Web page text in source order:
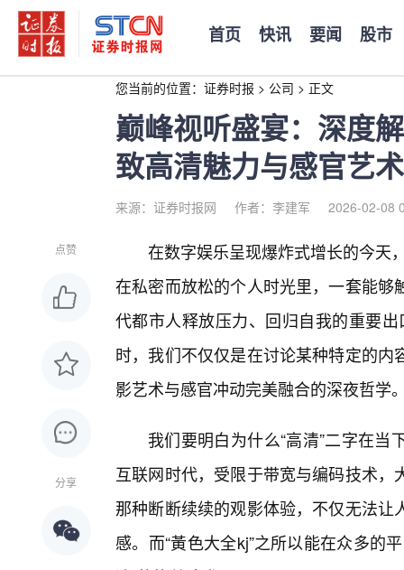
首页 快讯 要闻 股市
您当前的位置： 证券时报 > 公司 > 正文
巅峰视听盛宴：深度
致高清魅力与感官艺术
来源：证券时报网 作者：李建军 2026-02-08
点赞
分享
在数字娱乐呈现爆炸式增长的今天
在私密而放松的个人时光里，一套能
代都市人释放压力、回归自我的重要
时，我们不仅仅是在讨论某种特定的
影艺术与感官冲动完美融合的深夜哲学
我们要明白为什么“高清”二字在
互联网时代，受限于带宽与编码技术
那种断断续续的观影体验，不仅无法
感。而“黃色大全kj”之所以能在众多的